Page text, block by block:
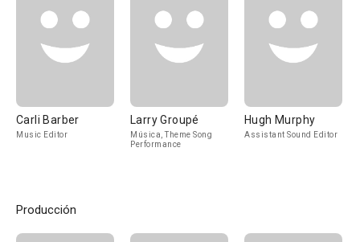
Carli Barber
Music Editor
Larry Groupé
Música, Theme Song
Performance
Hugh Murphy
Assistant Sound Editor
Producción